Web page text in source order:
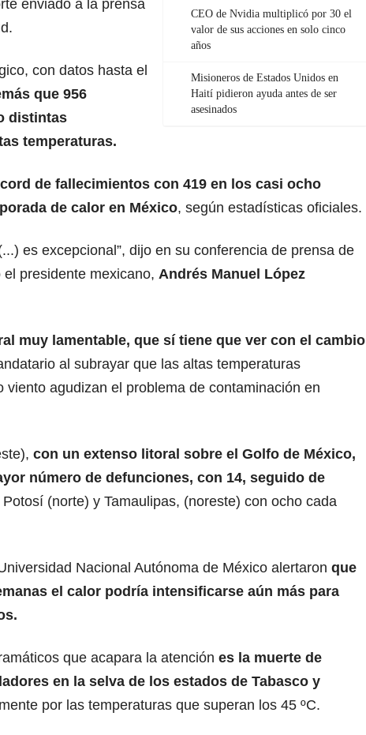
CEO de Nvidia multiplicó por 30 el
valor de sus acciones en solo cinco
años
Misioneros de Estados Unidos en
Haití pidieron ayuda antes de ser
asesinados
enviado a la prensa
con datos hasta el
que 956
distintas
temperaturas.
de fallecimientos con 419 en los casi ocho
de calor en México, según estadísticas oficiales.
es excepcional”, dijo en su conferencia de prensa de
presidente mexicano, Andrés Manuel López
muy lamentable, que sí tiene que ver con el cambio
al subrayar que las altas temperaturas
viento agudizan el problema de contaminación en
con un extenso litoral sobre el Golfo de México,
número de defunciones, con 14, seguido de
(norte) y Tamaulipas, (noreste) con ocho cada
Nacional Autónoma de México alertaron que
el calor podría intensificarse aún más para
que acapara la atención es la muerte de
en la selva de los estados de Tabasco y
por las temperaturas que superan los 45 ºC.